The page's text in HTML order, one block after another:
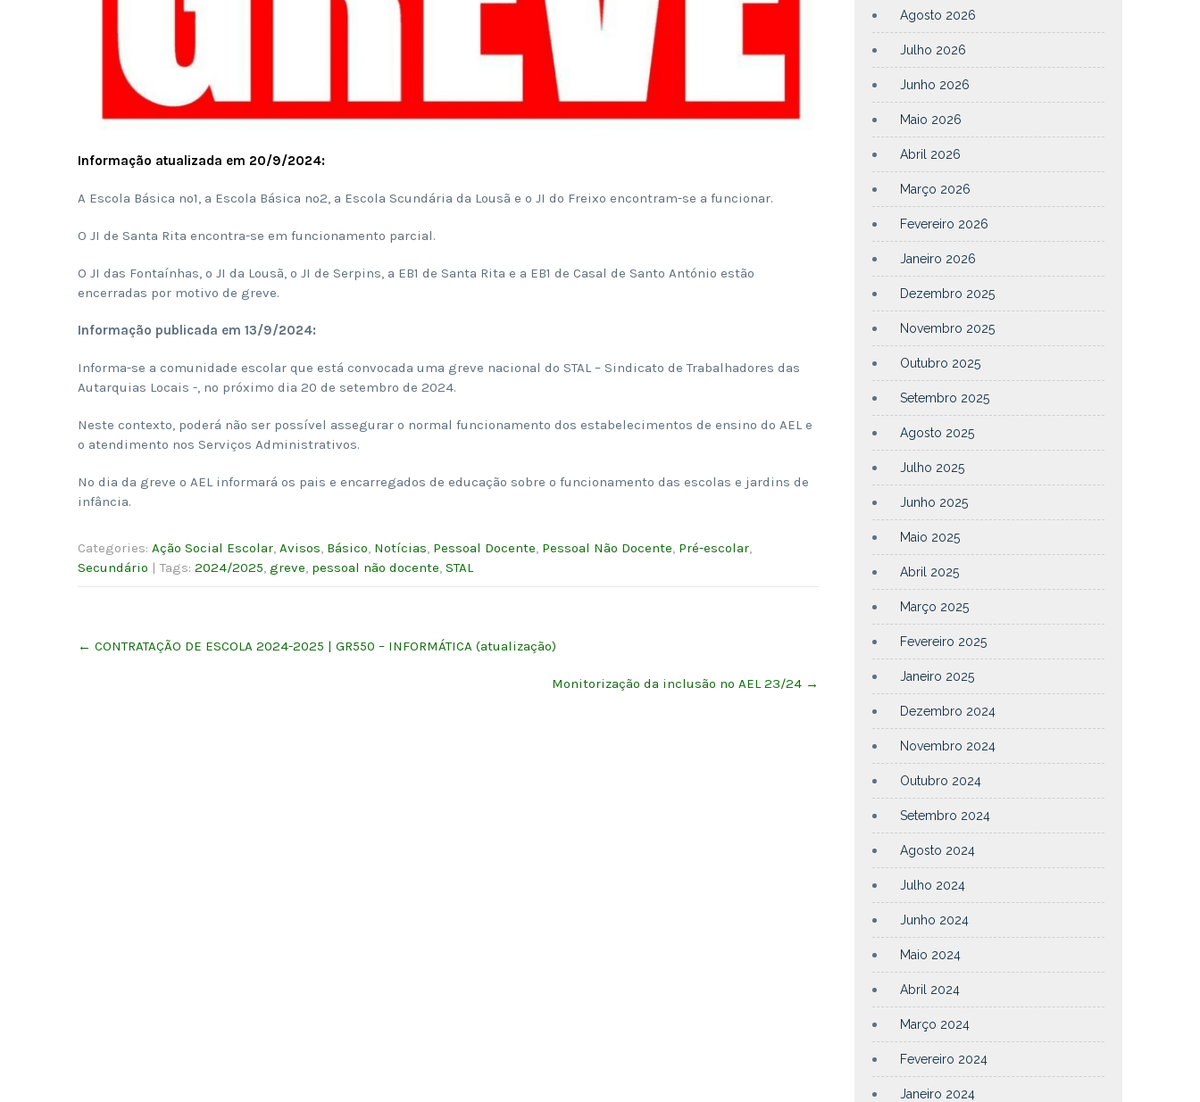
Informação atualizada em 20/9/2024:
A Escola Básica nº1, a Escola Básica nº2, a Escola Scundária da Lousã e o JI do Freixo encontram-se a funcionar.
O JI de Santa Rita encontra-se em funcionamento parcial.
O JI das Fontaínhas, o JI da Lousã, o JI de Serpins, a EB1 de Santa Rita e a EB1 de Casal de Santo António estão
encerradas por motivo de greve.
Informação publicada em 13/9/2024:
Informa-se a comunidade escolar que está convocada uma greve nacional do STAL – Sindicato de Trabalhadores das
Autarquias Locais -, no próximo dia 20 de setembro de 2024.
Neste contexto, poderá não ser possível assegurar o normal funcionamento dos estabelecimentos de ensino do AEL e
o atendimento nos Serviços Administrativos.
No dia da greve o AEL informará os pais e encarregados de educação sobre o funcionamento das escolas e jardins de
infância.
Categories: Ação Social Escolar, Avisos, Básico, Notícias, Pessoal Docente, Pessoal Não Docente, Pré-escolar,
Secundário | Tags: 2024/2025, greve, pessoal não docente, STAL
navigation
← CONTRATAÇÃO DE ESCOLA 2024-2025 | GR550 – INFORMÁTICA (atualização)
Monitorização da inclusão no AEL 23/24 →
Agosto 2026
Julho 2026
Junho 2026
Maio 2026
Abril 2026
Março 2026
Fevereiro 2026
Janeiro 2026
Dezembro 2025
Novembro 2025
Outubro 2025
Setembro 2025
Agosto 2025
Julho 2025
Junho 2025
Maio 2025
Abril 2025
Março 2025
Fevereiro 2025
Janeiro 2025
Dezembro 2024
Novembro 2024
Outubro 2024
Setembro 2024
Agosto 2024
Julho 2024
Junho 2024
Maio 2024
Abril 2024
Março 2024
Fevereiro 2024
Janeiro 2024